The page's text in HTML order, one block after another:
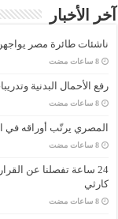
آخر الأخبار
ناشئات طائرة مصر
‏8 ساعات مضت
رفع الأحمال البدنية
‏8 ساعات مضت
المصري يرتّب أوراقه في
‏8 ساعات مضت
24 ساعة تفصلنا عن
كارثي
‏8 ساعات مضت